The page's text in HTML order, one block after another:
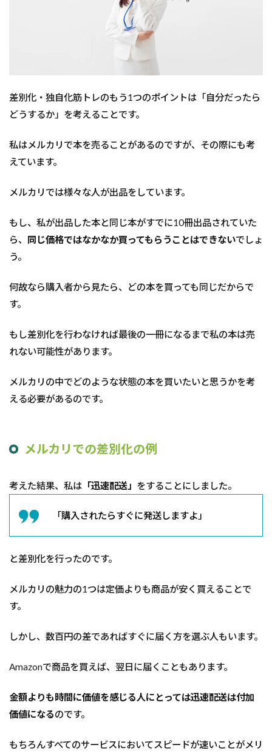
差別化・独自化筋トレのもう1つのポイントは「自分だったら
どうするか」を考えることです。
私はメルカリで本を売ることがあるのですが、その際にも考
えています。
メルカリでは様々な人が出品をしています。
もし、私が出品した本と同じ本がすでに10冊出品されていた
ら、 同じ価格ではなかなか買ってもらうことはできないでしょ
う。
何故なら購入者から見たら、どの本を買っても同じだからで
す。
もし差別化を行わなければ最後の一冊になるまで私の本は売
れない可能性があります。
メルカリの中でどのような状態の本を買いたいと思うかを考
える必要があるのです。
メルカリでの差別化の例
考えた結果、私は 「迅速配送」 をすることにしました。
「購入されたらすぐに発送しますよ」
と差別化を行ったのです。
メルカリの魅力の1つは定価よりも商品が安く買えることで
す。
しかし、数百円の差であればすぐに届く方を選ぶ人もいます。
Amazonで商品を買えば、翌日に届くこともあります。
金額よりも時間に価値を感じる人にとっては迅速配送は付加
価値になるのです。
もちろんすべてのサービスにおいてスピードが速いことがメリ